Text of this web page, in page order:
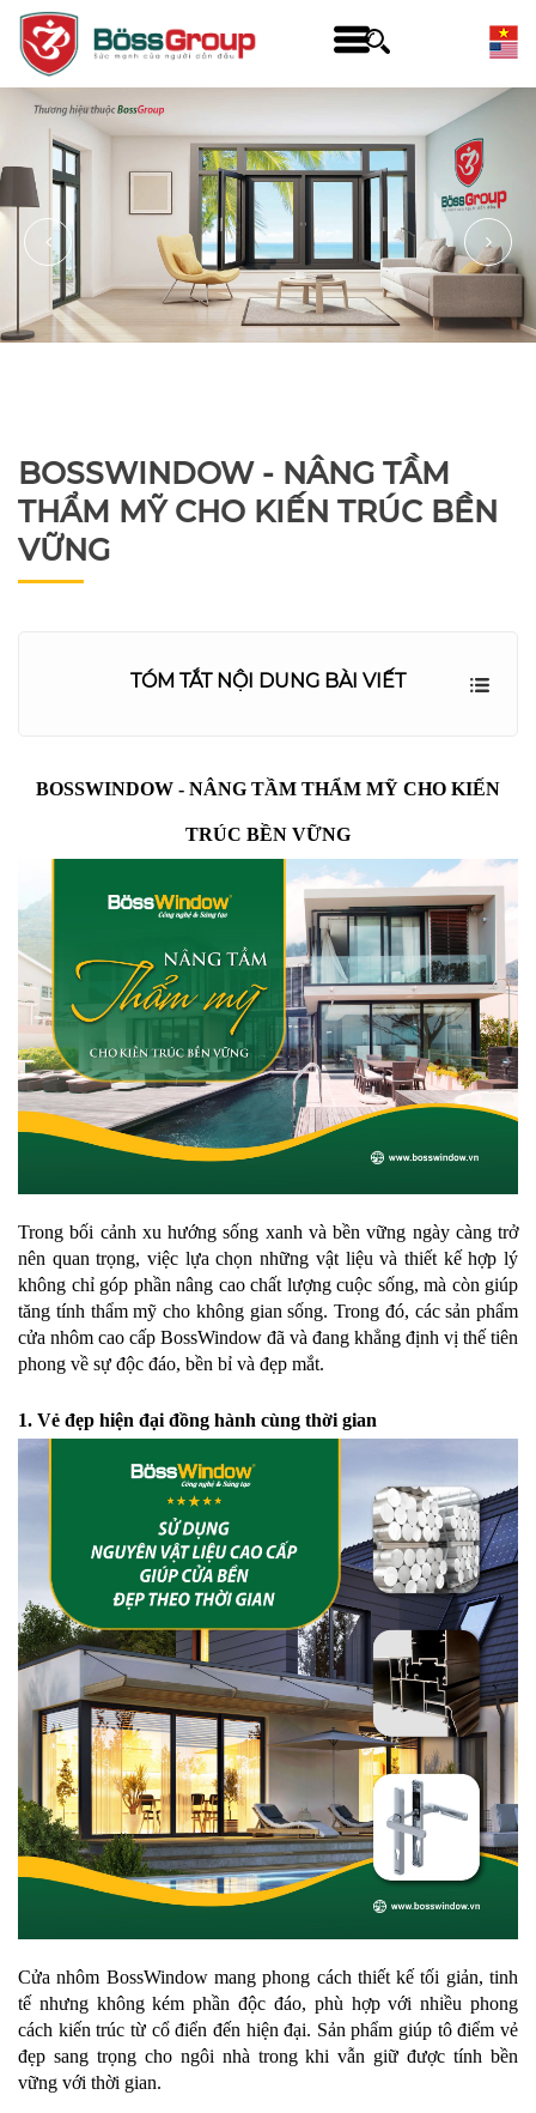
BOSSWINDOW - NÂNG TẦM
THẨM MỸ CHO KIẾN TRÚC BỀN
VỮNG
TÓM TẮT NỘI DUNG BÀI VIẾT
BOSSWINDOW - NÂNG TẦM THẨM MỸ CHO KIẾN
TRÚC BỀN VỮNG
Trong bối cảnh xu hướng sống xanh và bền vững ngày càng trở
nên quan trọng, việc lựa chọn những vật liệu và thiết kế hợp lý
không chỉ góp phần nâng cao chất lượng cuộc sống, mà còn giúp
tăng tính thẩm mỹ cho không gian sống. Trong đó, các sản phẩm
cửa nhôm cao cấp BossWindow đã và đang khẳng định vị thế tiên
phong về sự độc đáo, bền bỉ và đẹp mắt.
1. Vẻ đẹp hiện đại đồng hành cùng thời gian
Cửa nhôm BossWindow mang phong cách thiết kế tối giản, tinh
tế nhưng không kém phần độc đáo, phù hợp với nhiều phong
cách kiến trúc từ cổ điển đến hiện đại. Sản phẩm giúp tô điểm vẻ
đẹp sang trọng cho ngôi nhà trong khi vẫn giữ được tính bền
vững với thời gian.